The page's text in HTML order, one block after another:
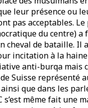
leur présence ou
pas acceptables.
du centre)
cheval de bataille. Il
incitation à la
anti-burqa mais
Suisse représenté
que dans les
s’est même fait une